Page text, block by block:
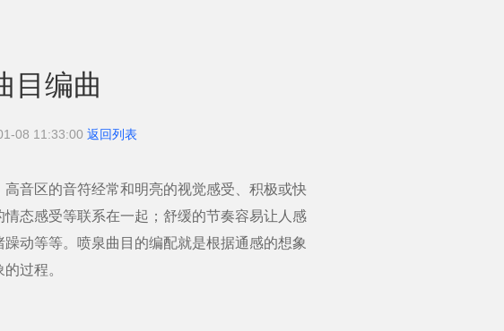
目编曲
08 11:33:00 返回列表
音区的音符经常和明亮的视觉感受、积极或快
态感受等联系在一起；舒缓的节奏容易让人感
动等等。喷泉曲目的编配就是根据通感的想象
过程。